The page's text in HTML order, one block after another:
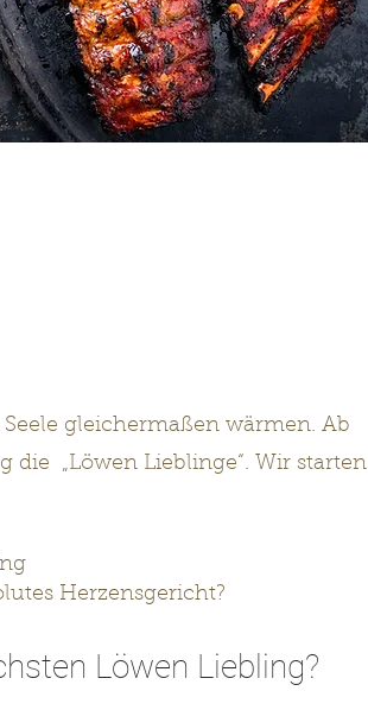
gleichermaßen wärmen. Ab
die „Löwen Lieblinge“. Wir starten
Herzensgericht?
Löwen Liebling?